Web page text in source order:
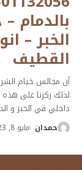
بالدمام
الخبر –
القطيف
أن مجالس خيام
لذلك ركزنا على
داخلي في الخبر و
حمدان مايو 8, 2023